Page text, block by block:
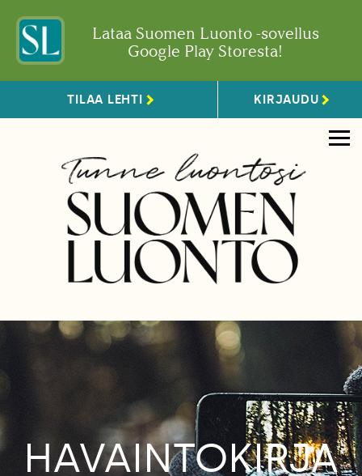
Lataa Suomen Luonto -sovellus
Google Play Storesta!
TILAA LEHTI KIRJAUDU
HAVAINTOKIRJA